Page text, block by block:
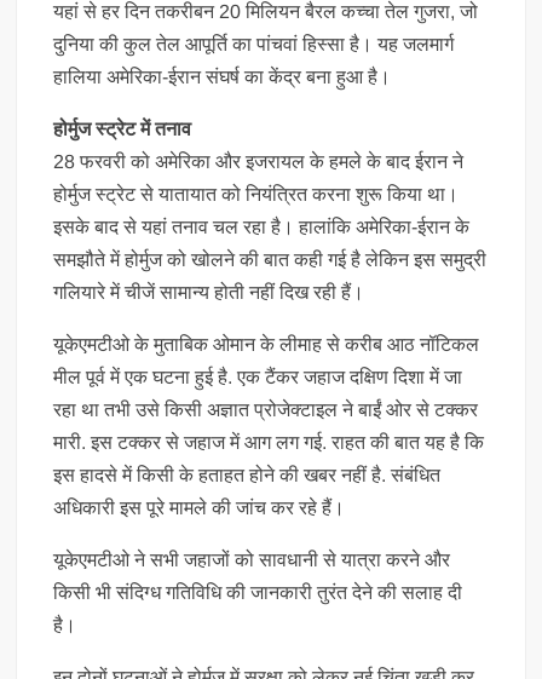
यहां से हर दिन तकरीबन 20 मिलियन बैरल कच्चा तेल गुजरा, जो
दुनिया की कुल तेल आपूर्ति का पांचवां हिस्सा है। यह जलमार्ग
हालिया अमेरिका-ईरान संघर्ष का केंद्र बना हुआ है।
होर्मुज स्ट्रेट में तनाव
28 फरवरी को अमेरिका और इजरायल के हमले के बाद ईरान ने
होर्मुज स्ट्रेट से यातायात को नियंत्रित करना शुरू किया था।
इसके बाद से यहां तनाव चल रहा है। हालांकि अमेरिका-ईरान के
समझौते में होर्मुज को खोलने की बात कही गई है लेकिन इस समुद्री
गलियारे में चीजें सामान्य होती नहीं दिख रही हैं।
यूकेएमटीओ के मुताबिक ओमान के लीमाह से करीब आठ नॉटिकल
मील पूर्व में एक घटना हुई है. एक टैंकर जहाज दक्षिण दिशा में जा
रहा था तभी उसे किसी अज्ञात प्रोजेक्टाइल ने बाईं ओर से टक्कर
मारी. इस टक्कर से जहाज में आग लग गई. राहत की बात यह है कि
इस हादसे में किसी के हताहत होने की खबर नहीं है. संबंधित
अधिकारी इस पूरे मामले की जांच कर रहे हैं।
यूकेएमटीओ ने सभी जहाजों को सावधानी से यात्रा करने और
किसी भी संदिग्ध गतिविधि की जानकारी तुरंत देने की सलाह दी
है।